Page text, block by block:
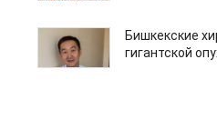
Бишкекские
гигантской